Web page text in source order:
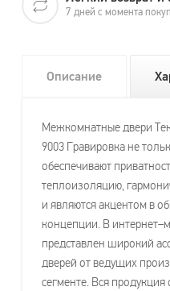
7 дней с момента
Описание
Межкомнатные двери
9003 Гравировка не
обеспечивают
теплоизоляцию,
и являются акцентом в
концепции. В
представлен широкий
дверей от ведущих
сегменте. Вся